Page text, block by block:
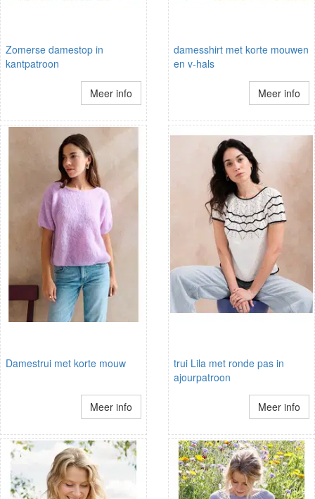
Zomerse damestop in
kantpatroon
Meer info
damesshirt met korte mouwen
en v-hals
Meer info
Damestrui met korte mouw
Meer info
trui Lila met ronde pas in
ajourpatroon
Meer info